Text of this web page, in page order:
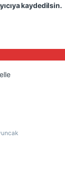
kaydedilsin.